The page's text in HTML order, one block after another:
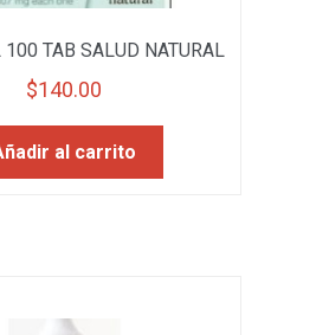
TAB SALUD NATURAL
$140.00
al carrito